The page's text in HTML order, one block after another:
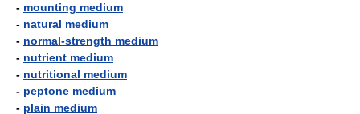
- mounting medium
- natural medium
- normal-strength medium
- nutrient medium
- nutritional medium
- peptone medium
- plain medium